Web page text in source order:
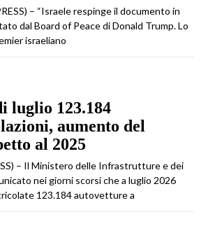
– “Israele respinge il documento in
dal Board of Peace di Donald Trump. Lo
israeliano
luglio 123.184
aumento del
al 2025
– Il Ministero delle Infrastrutture e dei
nei giorni scorsi che a luglio 2026
123.184 autovetture a